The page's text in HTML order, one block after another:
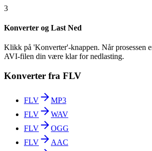
3
Konverter og Last Ned
Klikk på 'Konverter'-knappen. Når prosessen
AVI-filen din være klar for nedlasting.
Konverter fra FLV
FLV
MP3
FLV
WAV
FLV
OGG
FLV
AAC